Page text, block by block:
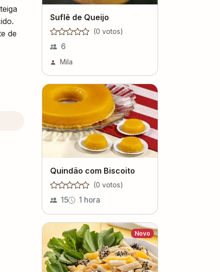
de
Suflê de Queijo
(0 votos)
6
Mila
Quindão com Biscoito
(0 votos)
15 1 hora
Novo